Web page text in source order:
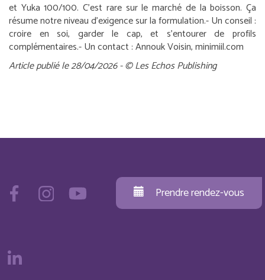
et Yuka 100/100. C’est rare sur le marché de la boisson. Ça
résume notre niveau d’exigence sur la formulation.-Un conseil :
croire en soi, garder le cap, et s’entourer de profils
complémentaires.-Un contact :Annouk Voisin, minimiil.com
Article publié le 28/04/2026 - © Les Echos Publishing
Prendre rendez-vous